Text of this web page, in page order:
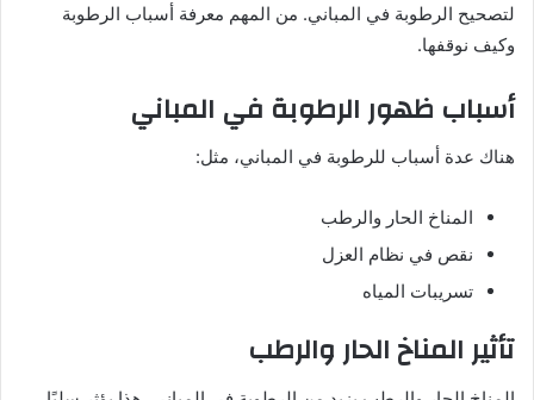
لتصحيح الرطوبة في المباني. من المهم معرفة أسباب الرطوبة
وكيف نوقفها.
أسباب ظهور الرطوبة في المباني
هناك عدة أسباب للرطوبة في المباني، مثل:
المناخ الحار والرطب
نقص في نظام العزل
تسريبات المياه
تأثير المناخ الحار والرطب